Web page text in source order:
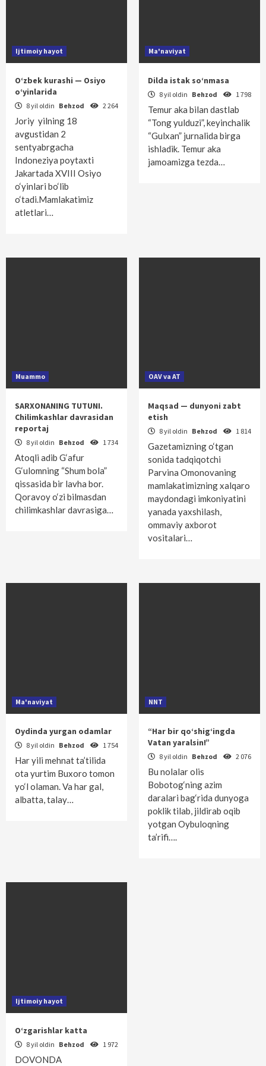
Ijtimoiy hayot
O‘zbek kurashi — Osiyo
o‘yinlarida
8 yil oldin Behzod 2 264
Joriy yilning 18
avgustidan 2
sentyabrgacha
Indoneziya poytaxti
Jakartada XVIII Osiyo
o‘yinlari bo‘lib
o‘tadi.Mamlakatimiz
atletlari…
Ma'naviyat
Dilda istak so‘nmasa
8 yil oldin Behzod 1 798
Temur aka bilan dastlab
“Tong yulduzi”, keyinchalik
“Gulxan” jurnalida birga
ishladik. Temur aka
jamoamizga tezda…
Muammo
SARXONANING TUTUNI.
Chilimkashlar davrasidan
reportaj
8 yil oldin Behzod 1 734
Atoqli adib G‘afur
G‘ulomning “Shum bola”
qissasida bir lavha bor.
Qoravoy o‘zi bilmasdan
chilimkashlar davrasiga…
OAV va AT
Maqsad — dunyoni zabt
etish
8 yil oldin Behzod 1 814
Gazetamizning o‘tgan
sonida tadqiqotchi
Parvina Omonovaning
mamlakatimizning xalqaro
maydondagi imkoniyatini
yanada yaxshilash,
ommaviy axborot
vositalari…
Ma'naviyat
Oydinda yurgan odamlar
8 yil oldin Behzod 1 754
Har yili mehnat ta’tilida
ota yurtim Buxoro tomon
yo‘l olaman. Va har gal,
albatta, talay…
NNT
“Har bir qo‘shig‘ingda
Vatan yaralsin!”
8 yil oldin Behzod 2 076
Bu nolalar olis
Bobotog‘ning azim
daralari bag‘rida dunyoga
poklik tilab, jildirab oqib
yotgan Oybuloqning
ta’rifi….
Ijtimoiy hayot
O‘zgarishlar katta
8 yil oldin Behzod 1 972
DOVONDA